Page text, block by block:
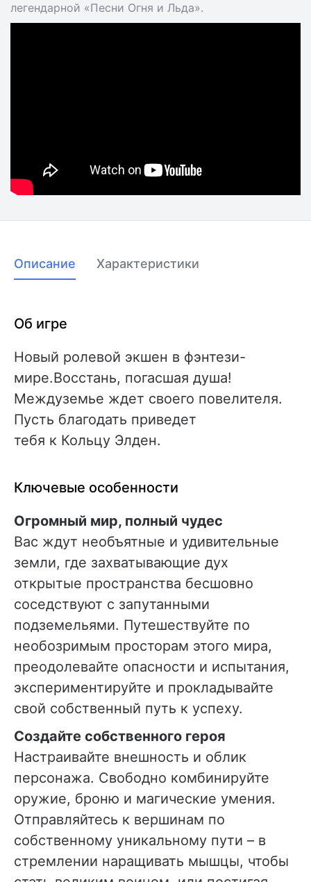
легендарной «Песни Огня и Льда».
Описание Характеристики
Об игре
Новый ролевой экшен в фэнтези-
мире.Восстань, погасшая душа!
Междуземье ждет своего повелителя.
Пусть благодать приведет
тебя к Кольцу Элден.
Ключевые особенности
Огромный мир, полный чудес
Вас ждут необъятные и удивительные
земли, где захватывающие дух
открытые пространства бесшовно
соседствуют с запутанными
подземельями. Путешествуйте по
необозримым просторам этого мира,
преодолевайте опасности и испытания,
экспериментируйте и прокладывайте
свой собственный путь к успеху.
Создайте собственного героя
Настраивайте внешность и облик
персонажа. Свободно комбинируйте
оружие, броню и магические умения.
Отправляйтесь к вершинам по
собственному уникальному пути – в
стремлении наращивать мышцы, чтобы